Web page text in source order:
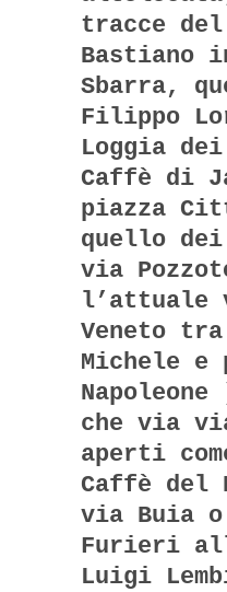
tracce
Bastiano
Sbarra,
Filippo
Loggia
Caffè di
piazza
quello
via
l’attuale
Veneto
Michele e
che via
aperti
Caffè del
via Buia
Furieri
Luigi